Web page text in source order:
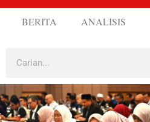
BERITA ANALISIS